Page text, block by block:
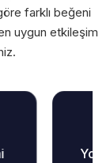
farklı beğeni
uygun etkileşim